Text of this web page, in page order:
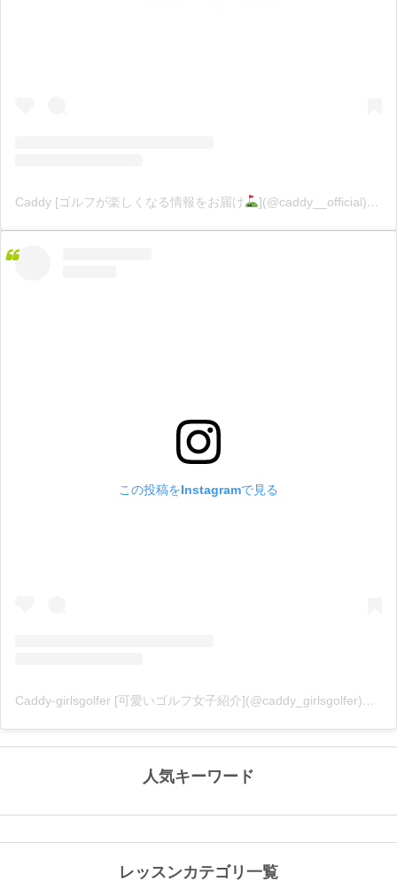
Caddy [ゴルフが楽しくなる情報をお届け ](@caddy__official)がシェアした投稿
この投稿をInstagramで見る
Caddy-girlsgolfer [可愛いゴルフ女子紹介](@caddy_girlsgolfer)がシェアした投稿
人気キーワード
レッスンカテゴリ一覧